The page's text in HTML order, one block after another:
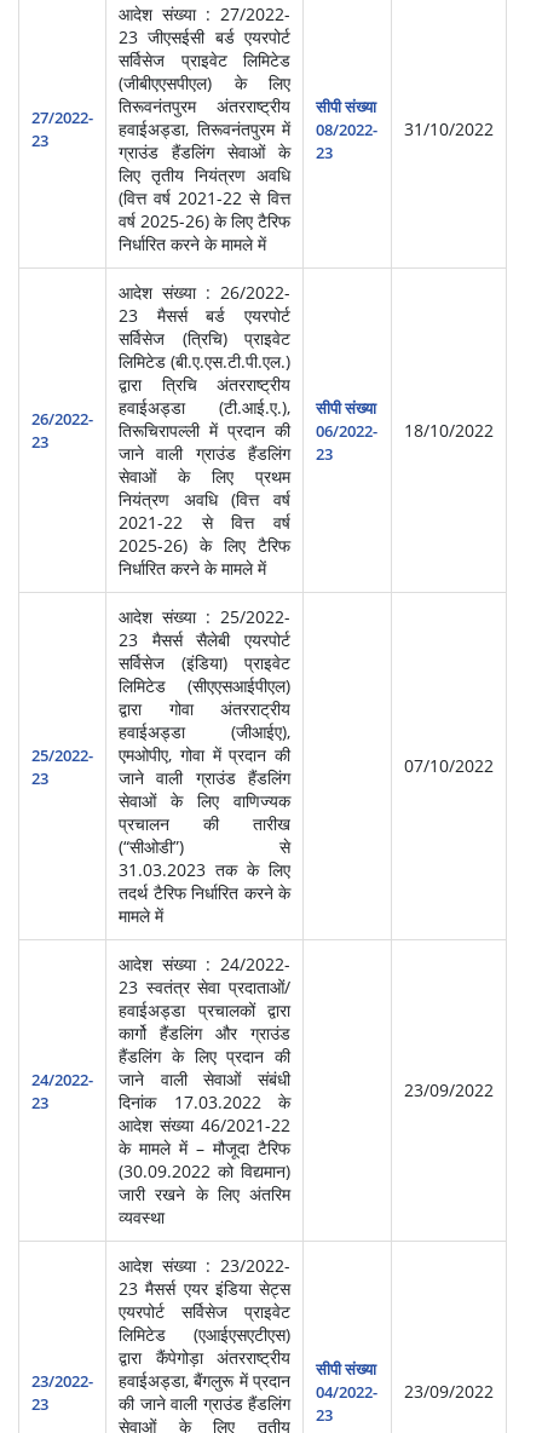
27/2022-
23
आदेश संख्या : 27/2022-
23 जीएसईसी बर्ड एयरपोर्ट
सर्विसेज प्राइवेट लिमिटेड
(जीबीएएसपीएल) के लिए
तिरूवनंतपुरम अंतरराष्ट्रीय
हवाईअड्डा, तिरूवनंतपुरम में
ग्राउंड हैंडलिंग सेवाओं के
लिए तृतीय नियंत्रण अवधि
(वित्त वर्ष 2021-22 से वित्त
वर्ष 2025-26) के लिए टैरिफ
निर्धारित करने के मामले में
सीपी संख्या
08/2022-
23
31/10/2022
26/2022-
23
आदेश संख्या : 26/2022-
23 मैसर्स बर्ड एयरपोर्ट
सर्विसेज (त्रिचि) प्राइवेट
लिमिटेड (बी.ए.एस.टी.पी.एल.)
द्वारा त्रिचि अंतरराष्ट्रीय
हवाईअड्डा (टी.आई.ए.),
तिरूचिरापल्ली में प्रदान की
जाने वाली ग्राउंड हैंडलिंग
सेवाओं के लिए प्रथम
नियंत्रण अवधि (वित्त वर्ष
2021-22 से वित्त वर्ष
2025-26) के लिए टैरिफ
निर्धारित करने के मामले में
सीपी संख्या
06/2022-
23
18/10/2022
25/2022-
23
आदेश संख्या : 25/2022-
23 मैसर्स सैलेबी एयरपोर्ट
सर्विसेज (इंडिया) प्राइवेट
लिमिटेड (सीएएसआईपीएल)
द्वारा गोवा अंतरराट्रीय
हवाईअड्डा (जीआईए),
एमओपीए, गोवा में प्रदान की
जाने वाली ग्राउंड हैंडलिंग
सेवाओं के लिए वाणिज्‍यक
प्रचालन की तारीख
(“सीओडी”) से
31.03.2023 तक के लिए
तदर्थ टैरिफ निर्धारित करने के
मामले में
07/10/2022
24/2022-
23
आदेश संख्या : 24/2022-
23 स्वतंत्र सेवा प्रदाताओं/
हवाईअड्डा प्रचालकों द्वारा
कार्गो हैंडलिंग और ग्राउंड
हैंडलिंग के लिए प्रदान की
जाने वाली सेवाओं संबंधी
दिनांक 17.03.2022 के
आदेश संख्या 46/2021-22
के मामले में – मौजूदा टैरिफ
(30.09.2022 को विद्यमान)
जारी रखने के लिए अंतरिम
व्यवस्था
23/09/2022
23/2022-
23
आदेश संख्या : 23/2022-
23 मैसर्स एयर इंडिया सेट्स
एयरपोर्ट सर्विसेज प्राइवेट
लिमिटेड (एआईएसएटीएस)
द्वारा कैंपेगोड़ा अंतरराष्ट्रीय
हवाईअड्डा, बैंगलुरू में प्रदान
की जाने वाली ग्राउंड हैंडलिंग
सेवाओं के लिए तृतीय
सीपी संख्या
04/2022-
23
23/09/2022